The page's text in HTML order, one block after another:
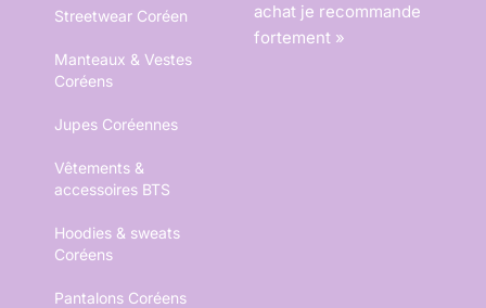
Streetwear Coréen
Manteaux & Vestes
Coréens
Jupes Coréennes
Vêtements &
accessoires BTS
Hoodies & sweats
Coréens
Pantalons Coréens
achat je recommande
fortement »